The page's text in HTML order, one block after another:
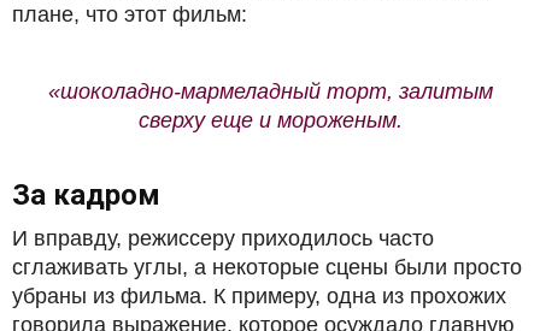
плане, что этот фильм:
«шоколадно-мармеладный торт, залитым
сверху еще и мороженым.
За кадром
И вправду, режиссеру приходилось часто
сглаживать углы, а некоторые сцены были просто
убраны из фильма. К примеру, одна из прохожих
говорила выражение, которое осуждало главную